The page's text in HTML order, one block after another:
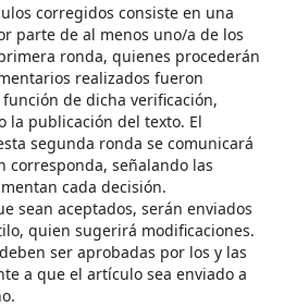
corregidos consiste en una
parte de al menos uno/a de los
ronda, quienes procederán
realizados fueron
de dicha verificación,
la publicación del texto. El
segunda ronda se comunicará
corresponda, señalando las
cada decisión.
sean aceptados, serán enviados
quien sugerirá modificaciones.
ser aprobadas por los y las
a que el artículo sea enviado a